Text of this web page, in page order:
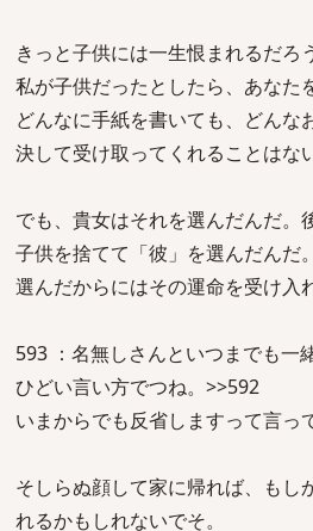
きっと子供には一生恨まれるだろ
私が子供だったとしたら、あなた
どんなに手紙を書いても、どんな
決して受け取ってくれることはない
でも、貴女はそれを選んだんだ。
子供を捨てて「彼」を選んだんだ。
選んだからにはその運命を受け入
593 ：名無しさんといつまでも一
ひどい言い方でつね。>>592
いまからでも反省しますって言っ
そしらぬ顔して家に帰れば、もし
れるかもしれないでそ。